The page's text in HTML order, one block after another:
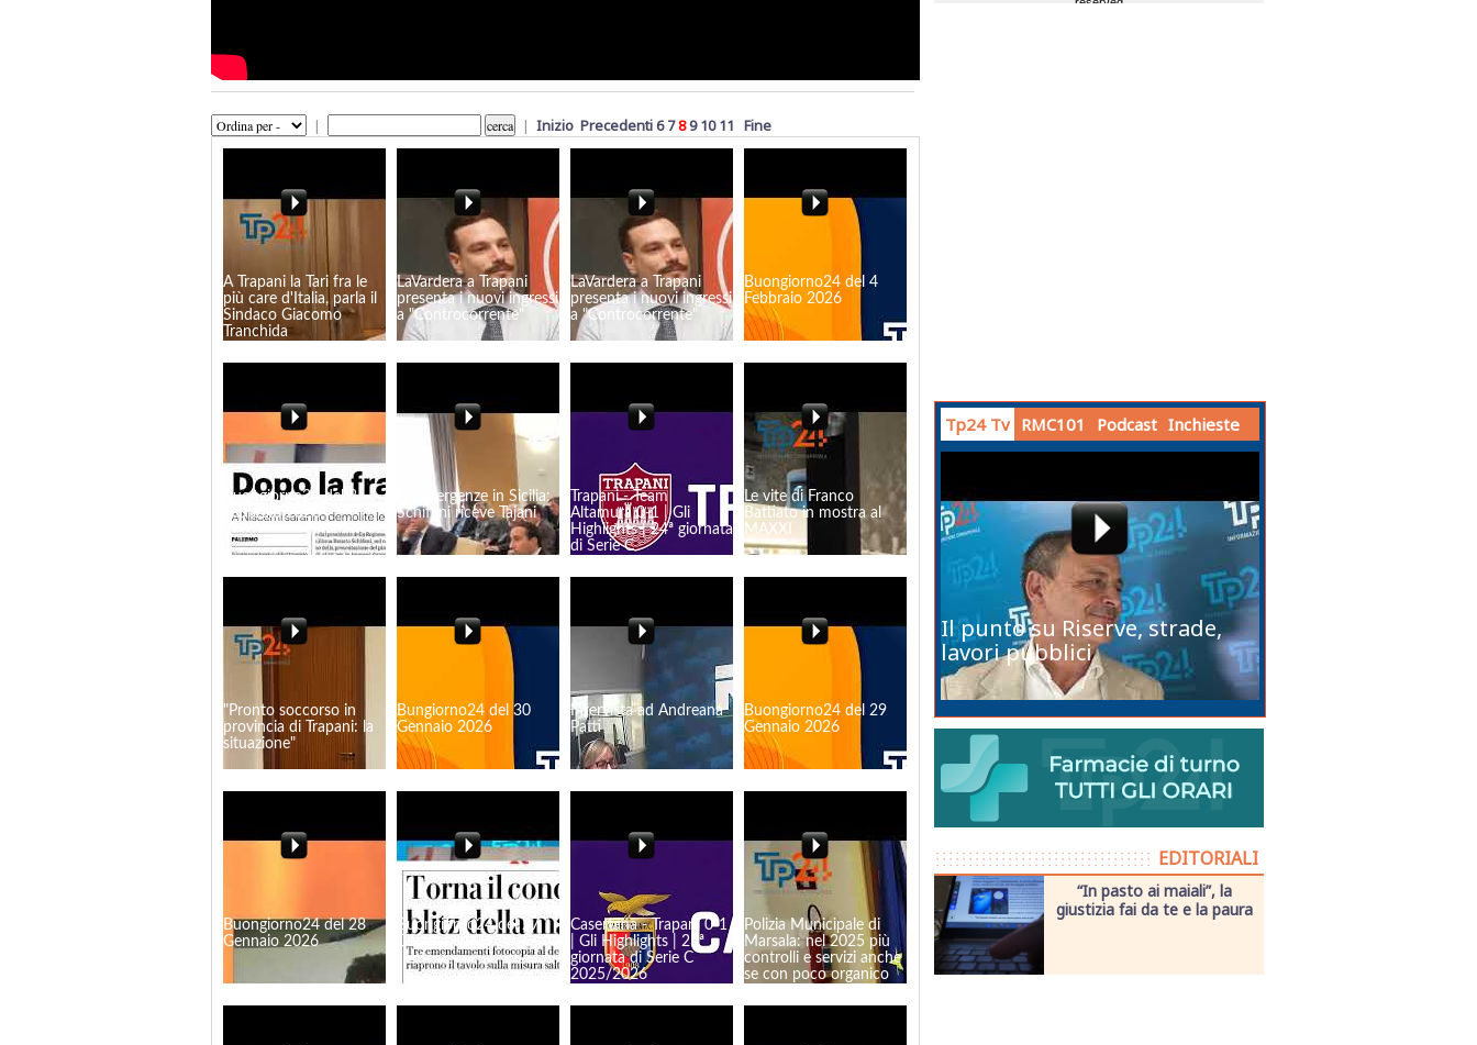
| | Inizio Precedenti6 789 10 11 Fine
A Trapani la Tari fra le
più care d'Italia, parla il
Sindaco Giacomo
Tranchida
LaVardera a Trapani
presenta i nuovi ingressi
a "Controcorrente"
LaVardera a Trapani
presenta i nuovi ingressi
a "Controcorrente"
Buongiorno24 del 4
Febbraio 2026
Buongiorno24 del 3
Febbraio 2026
Le emergenze in Sicilia:
Schifani riceve Tajani
Trapani - Team
Altamura 0-1 | Gli
Highlights | 24ª giornata
di Serie C
Le vite di Franco
Battiato in mostra al
MAXXI
"Pronto soccorso in
provincia di Trapani: la
situazione"
Bungiorno24 del 30
Gennaio 2026
Intervista ad Andreana
Patti
Buongiorno24 del 29
Gennaio 2026
Buongiorno24 del 28
Gennaio 2026
Buongiorno24 del 27
Gennaio 2026
Casertana - Trapani 0-1
| Gli Highlights | 23ª
giornata di Serie C
2025/2026
Polizia Municipale di
Marsala: nel 2025 più
controlli e servizi anche
se con poco organico
Tp24 Tv RMC101 Podcast Inchieste
Il punto su Riserve, strade,
lavori pubblici
EDITORIALI
“In pasto ai maiali”, la
giustizia fai da te e la paura